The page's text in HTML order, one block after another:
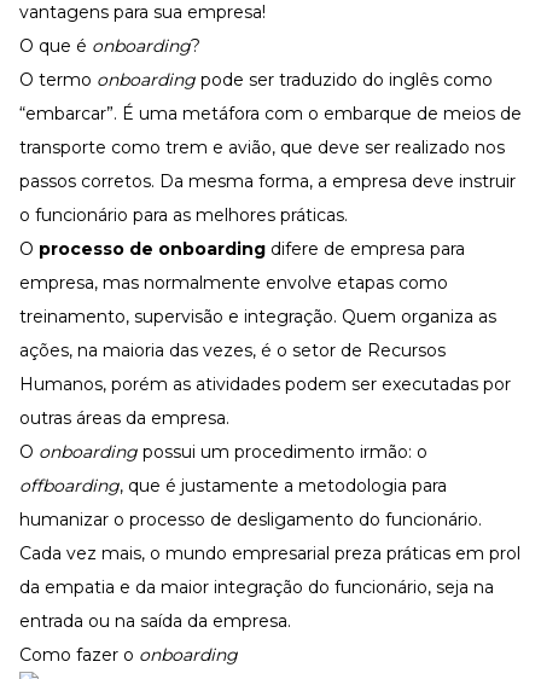
Kits
Lives
Newsletters
vantagens para sua empresa!
O que é onboarding?
O termo onboarding pode ser traduzido do inglês como
“embarcar”. É uma metáfora com o embarque de meios de
transporte como trem e avião, que deve ser realizado nos
passos corretos. Da mesma forma, a empresa deve instruir
o funcionário para as melhores práticas.
O processo de onboarding difere de empresa para
empresa, mas normalmente envolve etapas como
treinamento, supervisão e integração. Quem organiza as
ações, na maioria das vezes, é o setor de Recursos
Humanos, porém as atividades podem ser executadas por
outras áreas da empresa.
O onboarding possui um procedimento irmão: o
offboarding, que é justamente a metodologia para
humanizar o processo de desligamento do funcionário.
Cada vez mais, o mundo empresarial preza práticas em prol
da empatia e da maior integração do funcionário, seja na
entrada ou na saída da empresa.
Como fazer o onboarding